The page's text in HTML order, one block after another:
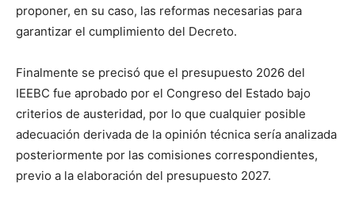
proponer, en su caso, las reformas necesarias para
garantizar el cumplimiento del Decreto.
Finalmente se precisó que el presupuesto 2026 del
IEEBC fue aprobado por el Congreso del Estado bajo
criterios de austeridad, por lo que cualquier posible
adecuación derivada de la opinión técnica sería analizada
posteriormente por las comisiones correspondientes,
previo a la elaboración del presupuesto 2027.